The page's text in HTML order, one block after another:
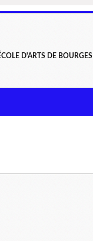
D'ARTS DE BOURGES